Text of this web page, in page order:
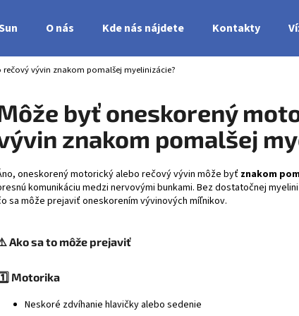
O nás Kde nás nájdete Kontakty
vývin znakom pomalšej myelinizácie?
byť oneskorený
znakom pomalšej
oneskorený motorický alebo rečový vývin môže byť znakom
komunikáciu medzi nervovými bunkami. Bez dostatočnej
sa môže prejaviť oneskorením vývinových míľnikov.
Ako sa to môže prejaviť
Motorika
Neskoré zdvíhanie hlavičky alebo sedenie
Čo potrebujete nájsť?